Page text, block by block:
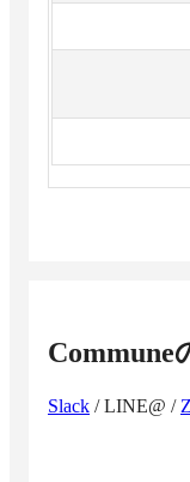
Commune
Slack /LINE@ /